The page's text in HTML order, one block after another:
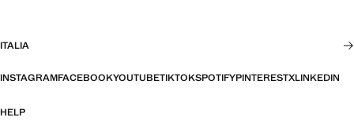
ITALIA
INSTAGRAMFACEBOOKYOUTUBETIKTOKSPOTIFYPINTERESTXLINKEDIN
HELP